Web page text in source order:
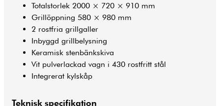
Totalstorlek 2000 × 720 × 910 mm
Grillöppning 580 × 980 mm
2 rostfria grillgaller
Inbyggd grillbelysning
Keramisk stenbänkskiva
Vit pulverlackad vagn i 430 rostfritt stål
Integrerat kylskåp
Teknisk specifikation